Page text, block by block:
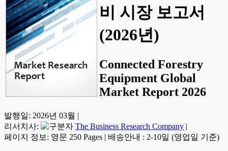
비 시장 보고서
(2026년)
Connected Forestry
Equipment Global
Market Report 2026
발행일: 2026년 03월 |
리서치사:
The Business Research Company |
페이지 정보: 영문 250 Pages | 배송안내 : 2-10일 (영업일 기준)